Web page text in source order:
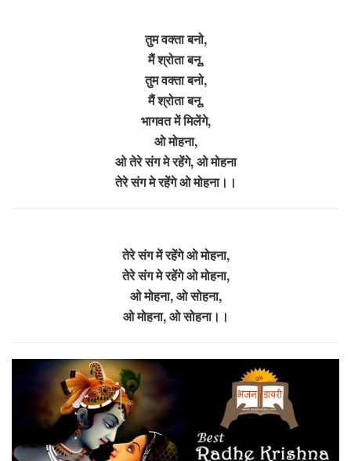
तुम वक्ता बनो,
मैं श्रोता बनू,
तुम वक्ता बनो,
मैं श्रोता बनू,
भागवत में मिलेंगे,
ओ मोहना,
ओ तेरे संग मे रहेंगे, ओ मोहना
तेरे संग मे रहेंगे ओ मोहना।।
तेरे संग में रहेंगे ओ मोहना,
तेरे संग मे रहेंगे ओ मोहना,
ओ मोहना, ओ सोहना,
ओ मोहना, ओ सोहना।।